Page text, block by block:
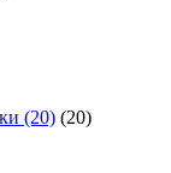
(20) (20)